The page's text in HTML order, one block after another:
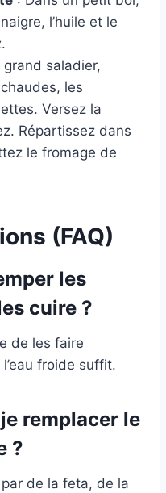
l’huile et le
grand saladier,
les
Versez la
Répartissez dans
le fromage de
(FAQ)
les
cuire ?
de les faire
froide suffit.
remplacer le
?
de la feta, de la